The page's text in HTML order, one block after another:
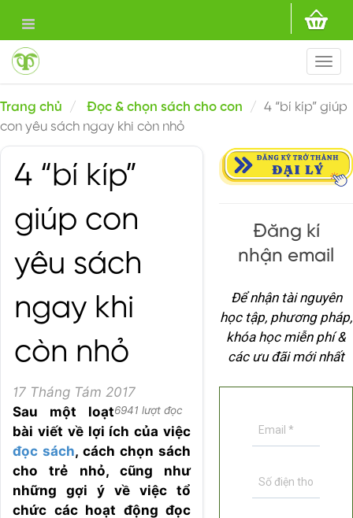
Trang chủ Đọc & chọn sách cho con
4 “bí kíp” giúp
con yêu sách ngay khi còn nhỏ
4 “bí kíp”
giúp con
yêu sách
ngay khi
còn nhỏ
17 Tháng Tám 2017
6941 lượt đọc
Sau một loạt
bài viết về lợi ích của việc
đọc sách, cách chọn sách
cho trẻ nhỏ, cũng như
những gợi ý về việc tổ
chức các hoạt động đọc
Đăng kí
nhận email
Để nhận tài nguyên
học tập, phương pháp,
khóa học miễn phí &
các ưu đãi mới nhất